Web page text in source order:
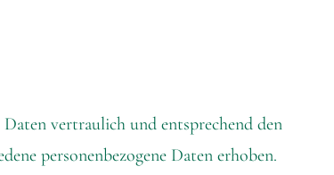
vertraulich und entsprechend den
personenbezogene Daten erhoben.